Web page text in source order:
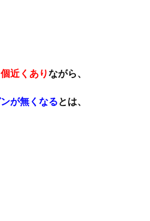
近くありながら、
が無くなるとは、